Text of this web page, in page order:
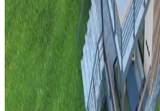
Banyo Dekorasyonunda Yeşil
Önlemleriyle Estetik ve
Banyo dekorasyonunda yeşil tonlar, altın
desenleriyle estetik bir atmosfer
düzenlemesi yangın riskini azaltmak için
Neon ve LED Işıklar:
Güvenlik Endişeleri ve Farkları